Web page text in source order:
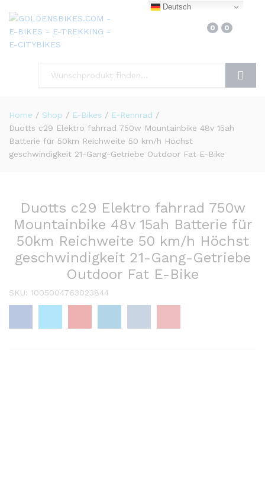
0 0
Home / Shop / E-Bikes / E-Rennrad /
Duotts c29 Elektro fahrrad 750w Mountainbike 48v 15ah
Batterie für 50km Reichweite 50 km/h Höchst
geschwindigkeit 21-Gang-Getriebe Outdoor Fat E-Bike
Duotts c29 Elektro fahrrad 750w
Mountainbike 48v 15ah Batterie für
50km Reichweite 50 km/h Höchst
geschwindigkeit 21-Gang-Getriebe
Outdoor Fat E-Bike
SKU: 1005004763023844
Deutsch